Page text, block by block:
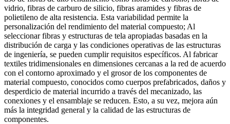
vidrio, fibras de carburo de silicio, fibras aramides y fibras de
polietileno de alta resistencia. Esta variabilidad permite la
personalización del rendimiento del material compuesto; Al
seleccionar fibras y estructuras de tela apropiadas basadas en la
distribución de carga y las condiciones operativas de las estructuras
de ingeniería, se pueden cumplir requisitos específicos. Al fabricar
textiles tridimensionales en dimensiones cercanas a la red de acuerdo
con el contorno aproximado y el grosor de los componentes de
material compuesto, conocidos como cuerpos prefabricados, daños y
desperdicio de material incurrido a través del mecanizado, las
conexiones y el ensamblaje se reducen. Esto, a su vez, mejora aún
más la integridad general y la calidad de las estructuras de
componentes.